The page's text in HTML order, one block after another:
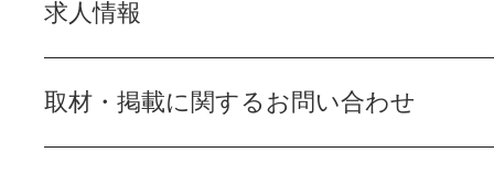
求人情報
取材・掲載に関するお問い合わせ